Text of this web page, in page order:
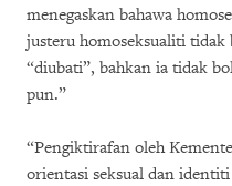
menegaskan bahawa
justeru homoseksualiti tidak
“diubati”, bahkan ia tidak
pun.”
“Pengiktirafan oleh
orientasi seksual dan